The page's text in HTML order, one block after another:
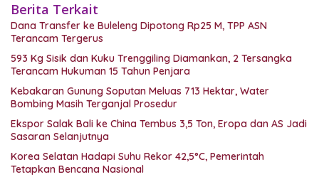
Berita Terkait
Dana Transfer ke Buleleng Dipotong Rp25 M, TPP ASN
Terancam Tergerus
593 Kg Sisik dan Kuku Trenggiling Diamankan, 2 Tersangka
Terancam Hukuman 15 Tahun Penjara
Kebakaran Gunung Soputan Meluas 713 Hektar, Water
Bombing Masih Terganjal Prosedur
Ekspor Salak Bali ke China Tembus 3,5 Ton, Eropa dan AS Jadi
Sasaran Selanjutnya
Korea Selatan Hadapi Suhu Rekor 42,5°C, Pemerintah
Tetapkan Bencana Nasional